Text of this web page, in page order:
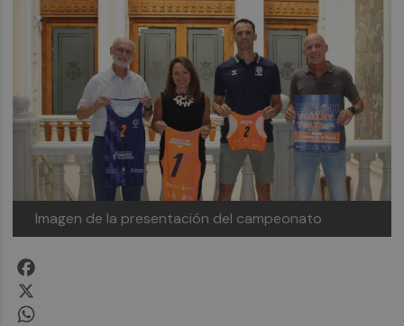
Imagen de la presentación del campeonato